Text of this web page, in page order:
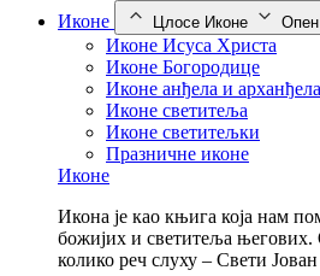
Иконе
Цлосе Иконе
Иконе Исуса Христа
Иконе Богородице
Иконе анђела и арханђела
Иконе светитеља
Иконе светитељки
Празничне иконе
Иконе
Икона је као књига која нам
божијих и светитеља његових.
колико реч слуху – Свети